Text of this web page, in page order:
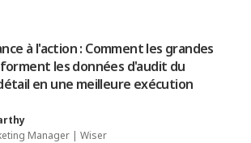
à l'action : Comment les grandes
les données d'audit du
en une meilleure exécution
Manager | Wiser